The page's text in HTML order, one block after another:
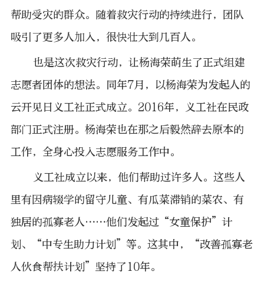
帮助受灾的群众。随着救灾行动的持续进行，团队
吸引了更多人加入，很快壮大到几百人。
也是这次救灾行动，让杨海荣萌生了正式组建
志愿者团体的想法。同年7月，以杨海荣为发起人的
云开见日义工社正式成立。2016年，义工社在民政
部门正式注册。杨海荣也在那之后毅然辞去原本的
工作，全身心投入志愿服务工作中。
义工社成立以来，他们帮助过许多人。这些人
里有因病辍学的留守儿童、有瓜菜滞销的菜农、有
独居的孤寡老人……他们发起过“女童保护”计
划、“中专生助力计划”等。这其中，“改善孤寡老
人伙食帮扶计划”坚持了10年。